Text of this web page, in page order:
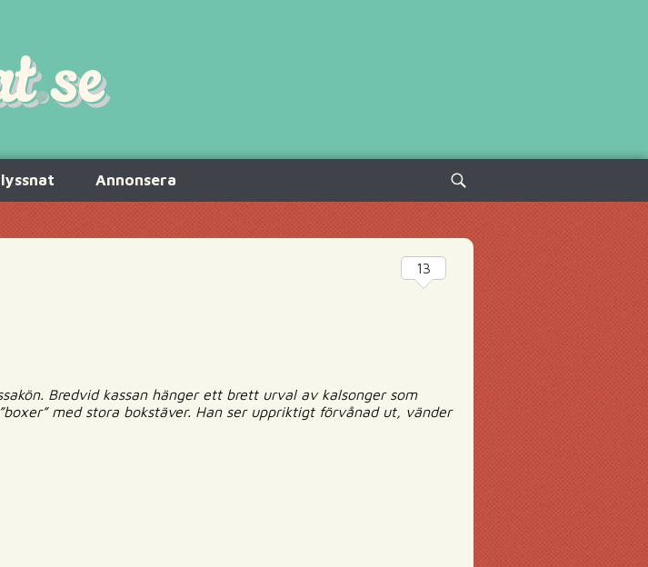
Annonsera
Sök
efter:
Bredvid kassan hänger ett brett urval av kalsonger som
med stora bokstäver. Han ser uppriktigt förvånad ut, vänder
13